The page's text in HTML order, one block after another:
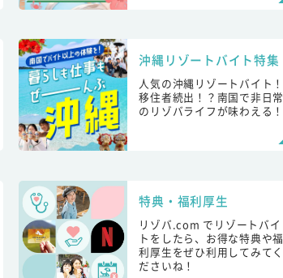
沖縄リゾートバイト特集
人気の沖縄リゾートバイト！
移住者続出！？南国で非日常
のリゾバライフが味わえる！
特典・福利厚生
リゾバ.com でリゾートバイ
トをしたら、お得な特典や福
利厚生をぜひ利用してみてく
ださいね！